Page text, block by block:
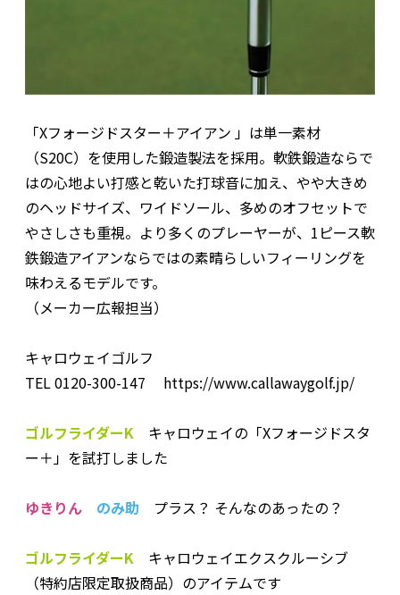
「Xフォージドスター＋アイアン 」は単一素材
（S20C）を使用した鍛造製法を採用。軟鉄鍛造ならで
はの心地よい打感と乾いた打球音に加え、やや大きめ
のヘッドサイズ、ワイドソール、多めのオフセットで
やさしさも重視。より多くのプレーヤーが、1ピース軟
鉄鍛造アイアンならではの素晴らしいフィーリングを
味わえるモデルです。
（メーカー広報担当）
キャロウェイゴルフ
TEL 0120-300-147 https://www.callawaygolf.jp/
ゴルフライダーK キャロウェイの「Xフォージドスタ
ー＋」を試打しました
ゆきりん のみ助 プラス？ そんなのあったの？
ゴルフライダーK キャロウェイエクスクルーシブ
（特約店限定取扱商品）のアイテムです